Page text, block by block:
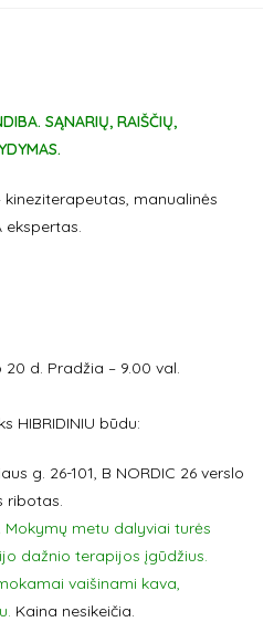
SĄNARIŲ, RAIŠČIŲ,
kineziterapeutas, manualinės
ekspertas.
d. Pradžia – 9.00 val.
HIBRIDINIU būdu:
g. 26-101, B NORDIC 26 verslo
ribotas.
Mokymų metu dalyviai turės
dažnio terapijos įgūdžius.
vaišinami kava,
Kaina nesikeičia.